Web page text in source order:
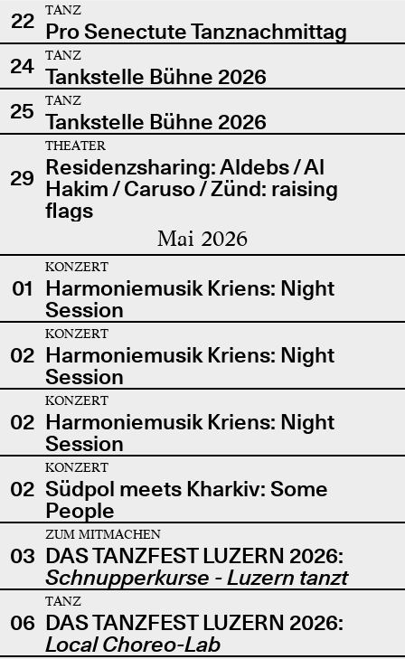
22
TANZ
Pro Senectute Tanznachmittag
24
TANZ
Tankstelle Bühne 2026
25
TANZ
Tankstelle Bühne 2026
29
THEATER
Residenzsharing: Aldebs / Al
Hakim / Caruso / Zünd: raising
flags
Mai 2026
01
KONZERT
Harmoniemusik Kriens: Night
Session
02
KONZERT
Harmoniemusik Kriens: Night
Session
02
KONZERT
Harmoniemusik Kriens: Night
Session
02
KONZERT
Südpol meets Kharkiv: Some
People
03
ZUM MITMACHEN
DAS TANZFEST LUZERN 2026:
Schnupperkurse - Luzern tanzt
06
TANZ
DAS TANZFEST LUZERN 2026:
Local Choreo-Lab